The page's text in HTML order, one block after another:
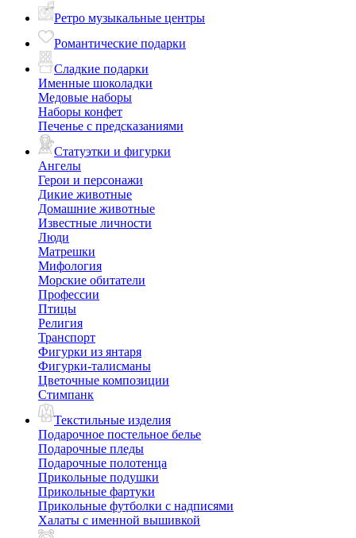
Ретро музыкальные центры
Романтические подарки
Сладкие подарки
Именные шоколадки
Медовые наборы
Наборы конфет
Печенье с предсказаниями
Статуэтки и фигурки
Ангелы
Герои и персонажи
Дикие животные
Домашние животные
Известные личности
Люди
Матрешки
Мифология
Морские обитатели
Профессии
Птицы
Религия
Транспорт
Фигурки из янтаря
Фигурки-талисманы
Цветочные композиции
Стимпанк
Текстильные изделия
Подарочное постельное белье
Подарочные пледы
Подарочные полотенца
Прикольные подушки
Прикольные фартуки
Прикольные футболки с надписями
Халаты с именной вышивкой